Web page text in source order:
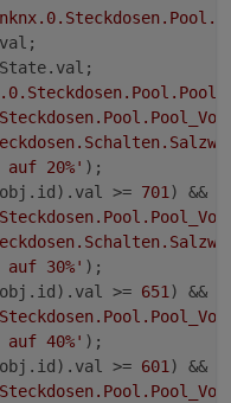
val ;
. val ;
20%' );
id ). val >= 701) && (
30%' );
id ). val >= 651) && (
40%' );
id ). val >= 601) && (